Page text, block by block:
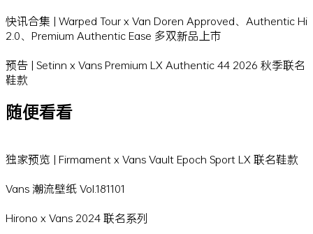
快讯合集 | Warped Tour x Van Doren Approved、Authentic Hi
2.0、Premium Authentic Ease 多双新品上市
预告 | Setinn x Vans Premium LX Authentic 44 2026 秋季联名
鞋款
随便看看
独家预览 | Firmament x Vans Vault Epoch Sport LX 联名鞋款
Vans 潮流壁纸 Vol.181101
Hirono x Vans 2024 联名系列